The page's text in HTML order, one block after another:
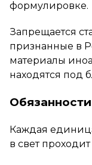
формулировке.
Запрещается
признанные в
материалы
находятся под
Каждая
в свет